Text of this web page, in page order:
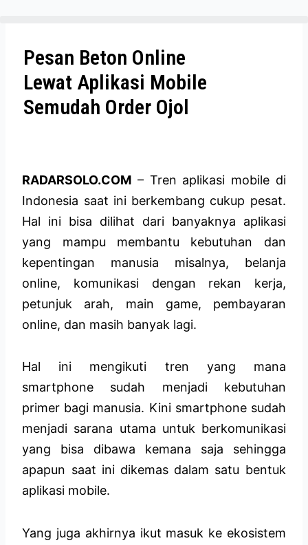
Pesan Beton Online
Lewat Aplikasi Mobile
Semudah Order Ojol
RADARSOLO.COM – Tren aplikasi mobile di
Indonesia saat ini berkembang cukup pesat.
Hal ini bisa dilihat dari banyaknya aplikasi
yang mampu membantu kebutuhan dan
kepentingan manusia misalnya, belanja
online, komunikasi dengan rekan kerja,
petunjuk arah, main game, pembayaran
online, dan masih banyak lagi.
Hal ini mengikuti tren yang mana
smartphone sudah menjadi kebutuhan
primer bagi manusia. Kini smartphone sudah
menjadi sarana utama untuk berkomunikasi
yang bisa dibawa kemana saja sehingga
apapun saat ini dikemas dalam satu bentuk
aplikasi mobile.
Yang juga akhirnya ikut masuk ke ekosistem